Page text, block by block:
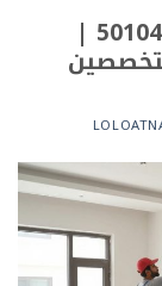
ترميمات عامة الكويت | 50104455 |